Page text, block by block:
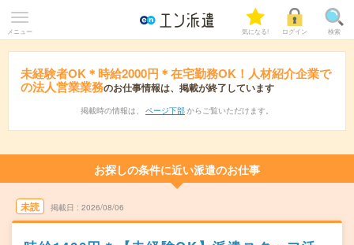
メニュー 気になる! ログイン 検索
未経験者OK＊時給2000円＊在宅勤務OK！人材紹介企業で
の法人営業業務のお仕事情報は、掲載が終了しています
掲載時の情報は、 ページ下部 からご覧いただけます。
お探しの条件に近い派遣のお仕事
未読 掲載日 2026/08/06